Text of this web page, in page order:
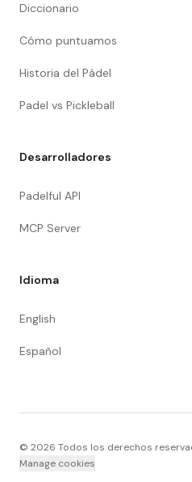
Diccionario
Cómo puntuamos
Historia del Pádel
Padel vs Pickleball
Desarrolladores
Padelful API
MCP Server
Idioma
English
Español
© 2026 Todos los derechos
Manage cookies